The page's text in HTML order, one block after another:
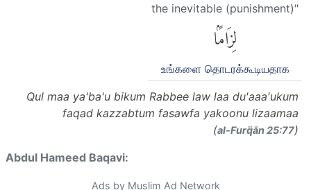
the inevitable (punishment)"
لِزَامًۢا
உங்களை தொடரக்கூடியதாக
Qul maa ya'ba'u bikum Rabbee law laa du'aaa'ukum
faqad kazzabtum fasawfa yakoonu lizaamaa
(al-Furq̈ān 25:77)
Abdul Hameed Baqavi:
Ads by Muslim Ad Network